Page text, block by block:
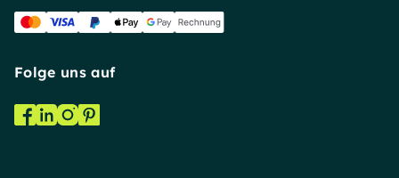
Folge uns auf